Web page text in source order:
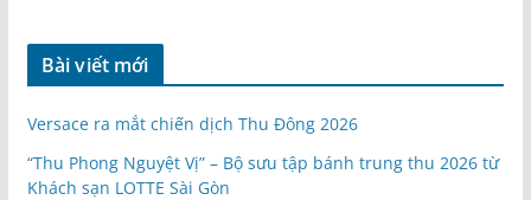
Bài viết mới
Versace ra mắt chiến dịch Thu Đông 2026
“Thu Phong Nguyệt Vị” – Bộ sưu tập bánh trung thu 2026 từ
Khách sạn LOTTE Sài Gòn